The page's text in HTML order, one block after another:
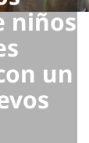
niños
un